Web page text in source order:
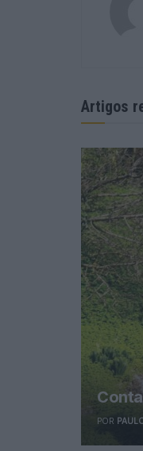
Artigos
POR